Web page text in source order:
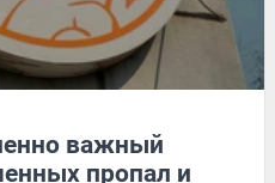
важный
пропал и